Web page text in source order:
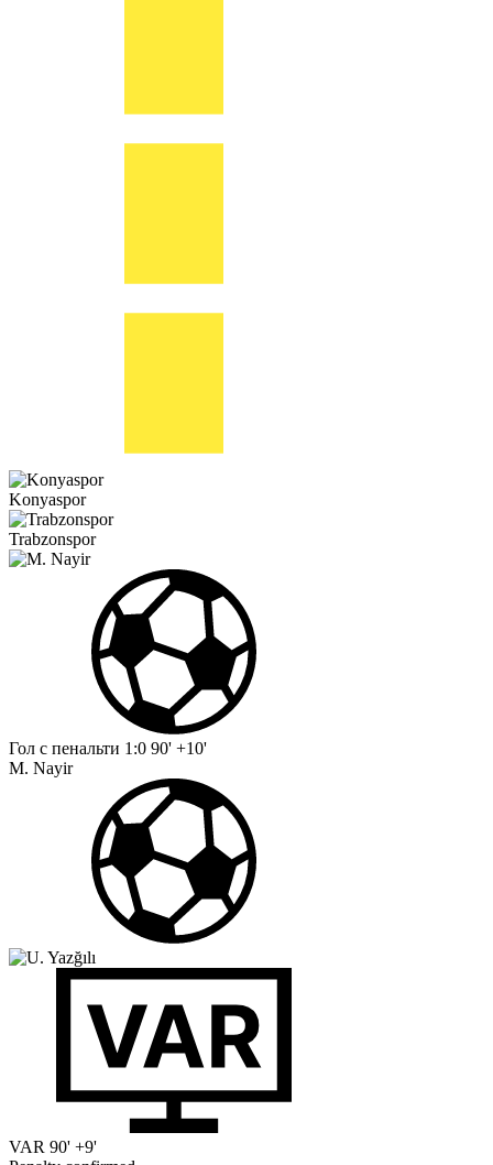
Konyaspor
Trabzonspor
Гол с пенальти 1:0 90' +10'
M. Nayir
VAR 90' +9'